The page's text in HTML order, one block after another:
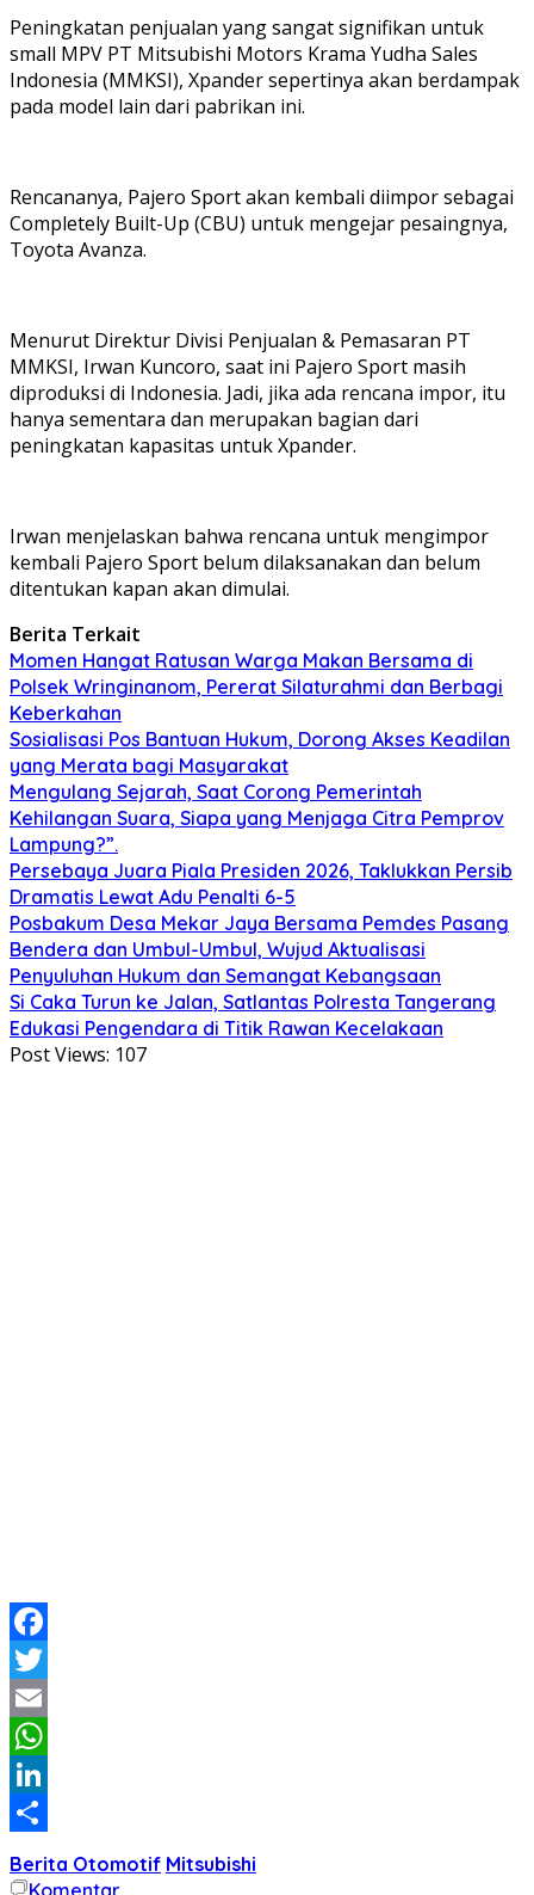
Peningkatan penjualan yang sangat signifikan untuk
small MPV PT Mitsubishi Motors Krama Yudha Sales
Indonesia (MMKSI), Xpander sepertinya akan berdampak
pada model lain dari pabrikan ini.
Rencananya, Pajero Sport akan kembali diimpor sebagai
Completely Built-Up (CBU) untuk mengejar pesaingnya,
Toyota Avanza.
Menurut Direktur Divisi Penjualan & Pemasaran PT
MMKSI, Irwan Kuncoro, saat ini Pajero Sport masih
diproduksi di Indonesia. Jadi, jika ada rencana impor, itu
hanya sementara dan merupakan bagian dari
peningkatan kapasitas untuk Xpander.
Irwan menjelaskan bahwa rencana untuk mengimpor
kembali Pajero Sport belum dilaksanakan dan belum
ditentukan kapan akan dimulai.
Berita Terkait
Momen Hangat Ratusan Warga Makan Bersama di
Polsek Wringinanom, Pererat Silaturahmi dan Berbagi
Keberkahan
Sosialisasi Pos Bantuan Hukum, Dorong Akses Keadilan
yang Merata bagi Masyarakat
Mengulang Sejarah, Saat Corong Pemerintah
Kehilangan Suara, Siapa yang Menjaga Citra Pemprov
Lampung?”.
Persebaya Juara Piala Presiden 2026, Taklukkan Persib
Dramatis Lewat Adu Penalti 6-5
Posbakum Desa Mekar Jaya Bersama Pemdes Pasang
Bendera dan Umbul-Umbul, Wujud Aktualisasi
Penyuluhan Hukum dan Semangat Kebangsaan
Si Caka Turun ke Jalan, Satlantas Polresta Tangerang
Edukasi Pengendara di Titik Rawan Kecelakaan
Post Views: 107
Facebook
Twitter
Email
WhatsApp
LinkedIn
Share
Berita Otomotif Mitsubishi
Komentar